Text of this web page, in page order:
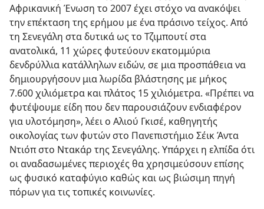
Αφρικανική Ένωση το 2007 έχει στόχο να ανακόψει
την επέκταση της ερήμου με ένα πράσινο τείχος. Από
τη Σενεγάλη στα δυτικά ως το Τζιμπουτί στα
ανατολικά, 11 χώρες φυτεύουν εκατομμύρια
δενδρύλλια κατάλληλων ειδών, σε μια προσπάθεια να
δημιουργήσουν μια λωρίδα βλάστησης με μήκος
7.600 χιλιόμετρα και πλάτος 15 χιλιόμετρα. «Πρέπει να
φυτέψουμε είδη που δεν παρουσιάζουν ενδιαφέρον
για υλοτόμηση», λέει ο Αλιού Γκισέ, καθηγητής
οικολογίας των φυτών στο Πανεπιστήμιο Σέικ Άντα
Ντιόπ στο Ντακάρ της Σενεγάλης. Υπάρχει η ελπίδα ότι
οι αναδασωμένες περιοχές θα χρησιμεύσουν επίσης
ως φυσικό καταφύγιο καθώς και ως βιώσιμη πηγή
πόρων για τις τοπικές κοινωνίες.